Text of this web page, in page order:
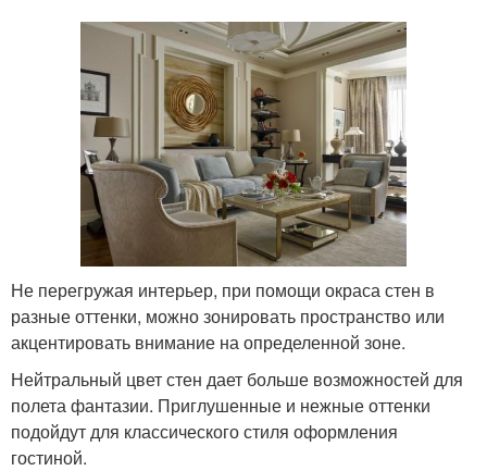
Не перегружая интерьер, при помощи окраса стен в
разные оттенки, можно зонировать пространство или
акцентировать внимание на определенной зоне.
Нейтральный цвет стен дает больше возможностей для
полета фантазии. Приглушенные и нежные оттенки
подойдут для классического стиля оформления
гостиной.